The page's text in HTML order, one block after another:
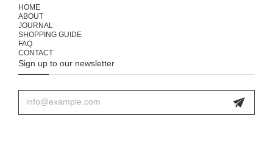
HOME
ABOUT
JOURNAL
SHOPPING GUIDE
FAQ
CONTACT
Sign up to our newsletter